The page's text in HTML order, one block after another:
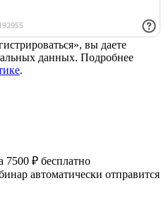
вы даете
данных. Подробнее
.
7500 ₽ бесплатно
автоматически отправится